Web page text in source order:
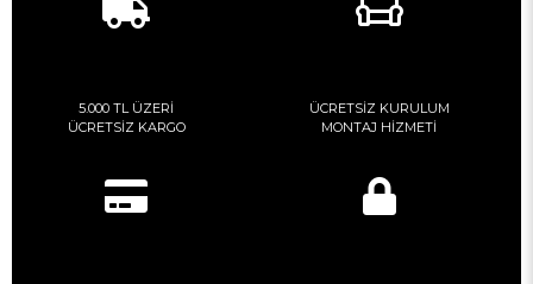
5.000 TL ÜZERİ
ÜCRETSİZ KARGO
ÜCRETSİZ KURULUM
MONTAJ HİZMETİ